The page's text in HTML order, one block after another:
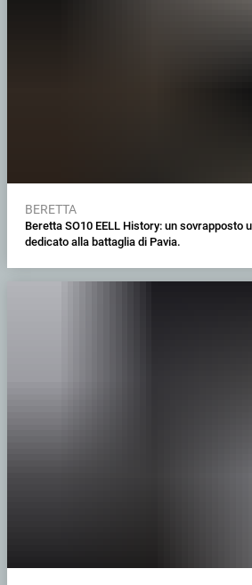
BERETTA
Beretta SO10 EELL History: un sovrapposto
dedicato alla battaglia di Pavia.